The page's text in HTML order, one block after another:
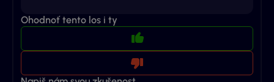
Ohodnoť tento los i ty